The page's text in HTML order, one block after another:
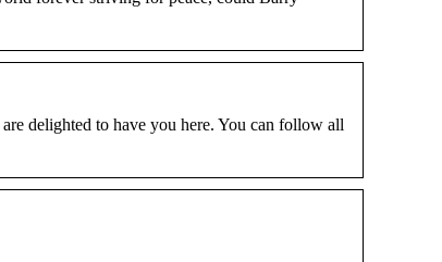
delighted to have you here. You can follow all